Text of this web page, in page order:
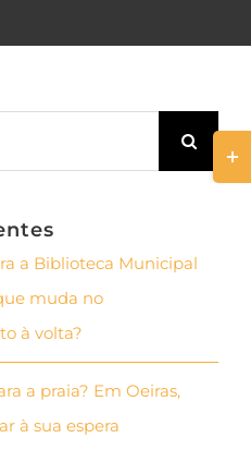
a Biblioteca Municipal
muda no
à volta?
a praia? Em Oeiras,
à sua espera